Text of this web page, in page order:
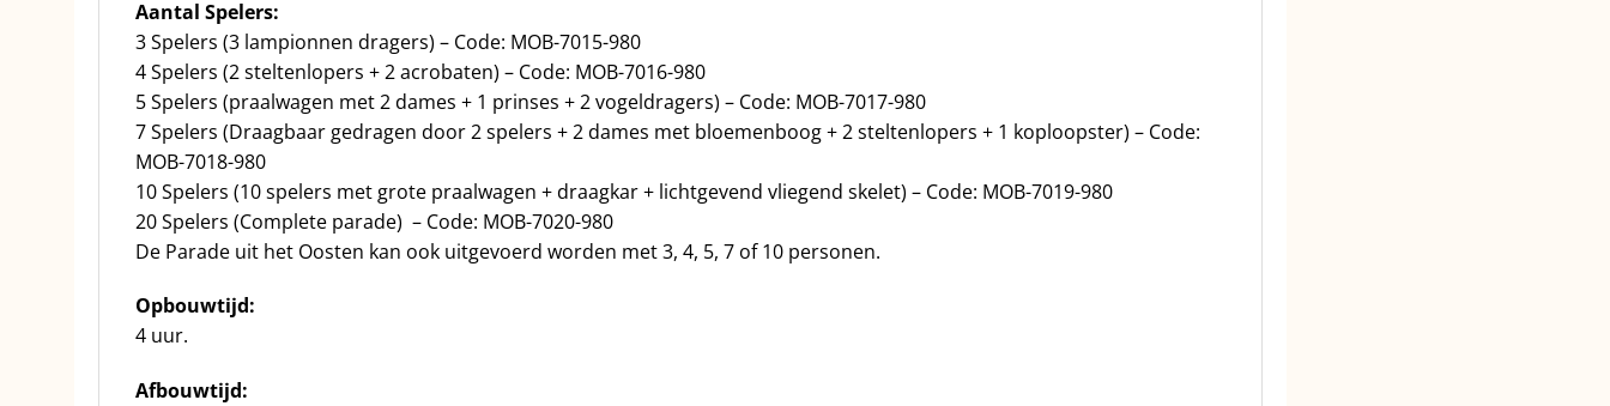
Aantal Spelers:
3 Spelers (3 lampionnen dragers) – Code: MOB-7015-980
4 Spelers (2 steltenlopers + 2 acrobaten) – Code: MOB-7016-980
5 Spelers (praalwagen met 2 dames + 1 prinses + 2 vogeldragers) – Code: MOB-7017-980
7 Spelers (Draagbaar gedragen door 2 spelers + 2 dames met bloemenboog + 2 steltenlopers + 1 koploopster) – Code:
MOB-7018-980
10 Spelers (10 spelers met grote praalwagen + draagkar + lichtgevend vliegend skelet) – Code: MOB-7019-980
20 Spelers (Complete parade) – Code: MOB-7020-980
De Parade uit het Oosten kan ook uitgevoerd worden met 3, 4, 5, 7 of 10 personen.
Opbouwtijd:
4 uur.
Afbouwtijd: